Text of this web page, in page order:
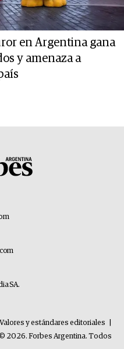
en Argentina gana
y amenaza a
SA.
Valores y estándares editoriales
2026. Forbes Argentina. Todos